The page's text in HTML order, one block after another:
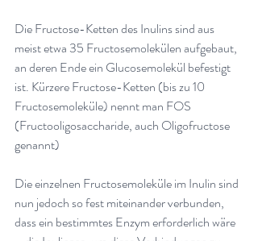
Die Fructose-Ketten des Inulins sind aus
meist etwa 35 Fructosemolekülen aufgebaut,
an deren Ende ein Glucosemolekül befestigt
ist. Kürzere Fructose-Ketten (bis zu 10
Fructosemoleküle) nennt man FOS
(Fructooligosaccharide, auch Oligofructose
genannt)
Die einzelnen Fructosemoleküle im Inulin sind
nun jedoch so fest miteinander verbunden,
dass ein bestimmtes Enzym erforderlich wäre